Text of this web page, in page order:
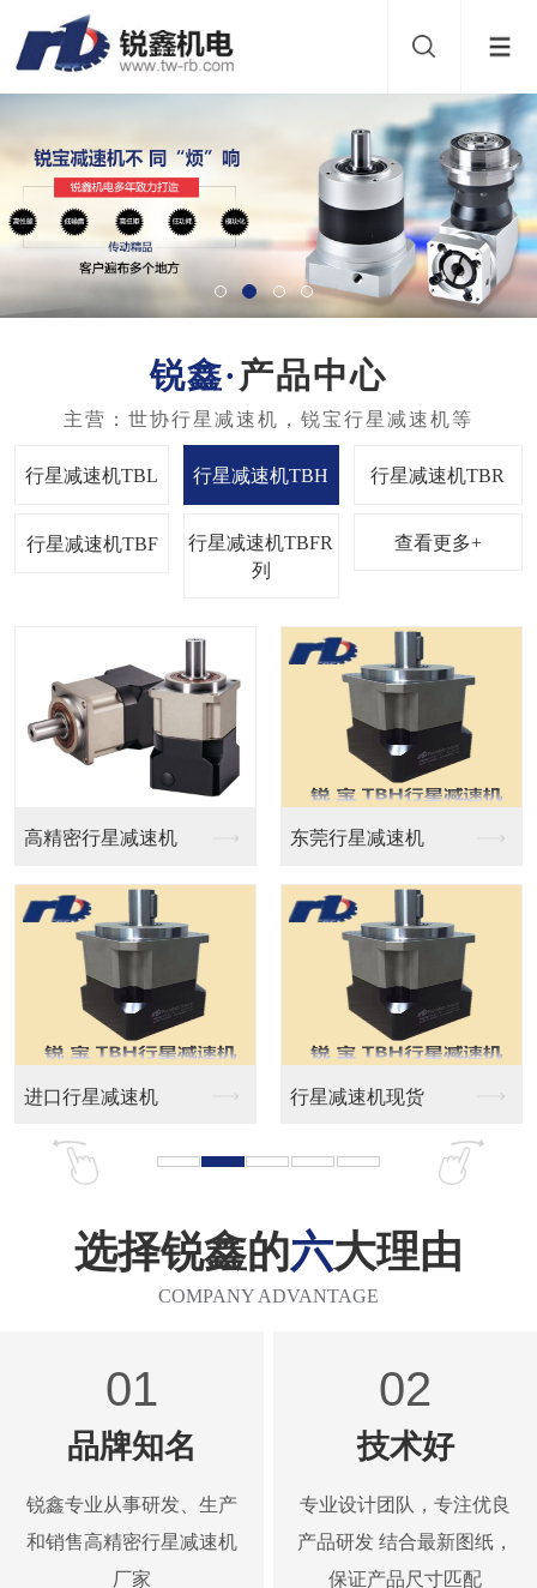
产品中心
行星减速机TBL 行星减速机TBH 行星减速机TBR
行星减速机TBF 行星减速机TBFR 查看更多+
减速机
机现货
低背隙行星减速机
选择锐鑫的六大理由
COMPANY ADVANTAGE
01
品牌知名
锐鑫专业从事研发、生产
和销售高精密行星减速机
厂家
02
技术好
专业设计团队，专注优良
产品研发 结合最新图纸，
保证产品尺寸匹配